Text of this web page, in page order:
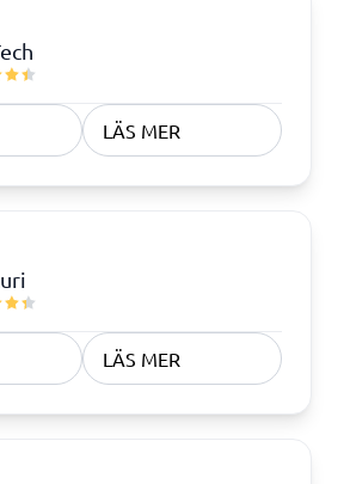
LÄS MER
LÄS MER